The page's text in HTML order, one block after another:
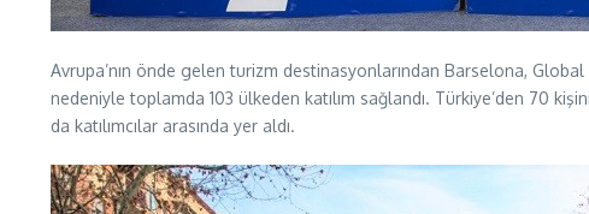
Avrupa’nın önde gelen turizm destinasyonlarından Barselona,
nedeniyle toplamda 103 ülkeden katılım sağlandı. Türkiye’den 70
da katılımcılar arasında yer aldı.